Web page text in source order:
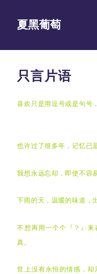
夏黑葡萄
只言片语
喜欢只是用逗号或是句号
也许过了很多年，记忆已
我想永远忘却，即使不容
下雨的天，温暖的味道，
不想再用一个个『？』
真。
世上没有永恒的情感，却